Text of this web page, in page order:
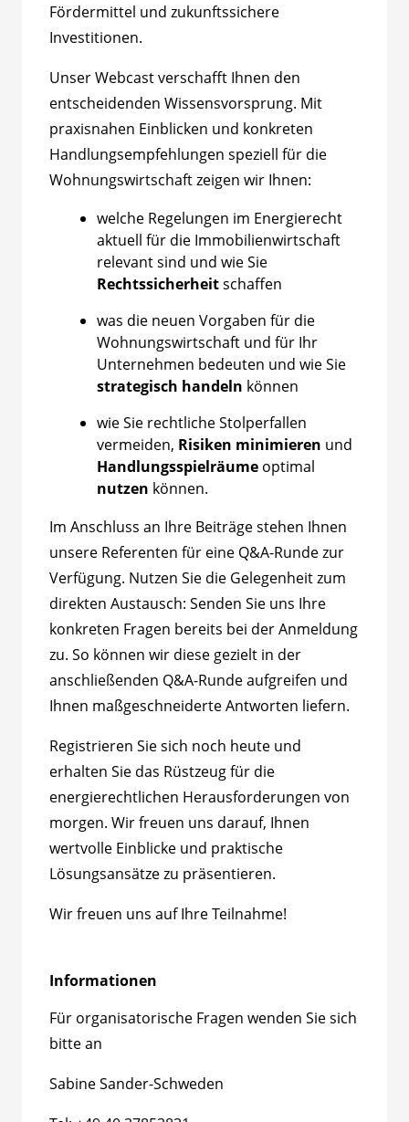
Fördermittel und zukunftssichere
Investitionen.
Unser Webcast verschafft Ihnen den
entscheidenden Wissensvorsprung. Mit
praxisnahen Einblicken und konkreten
Handlungsempfehlungen speziell für die
Wohnungswirtschaft zeigen wir Ihnen:
welche Regelungen im Energierecht
aktuell für die Immobilienwirtschaft
relevant sind und wie Sie
Rechtssicherheitschaffen
was die neuen Vorgaben für die
Wohnungswirtschaft und für Ihr
Unternehmen bedeuten und wie Sie
strategisch handeln können
wie Sie rechtliche Stolperfallen
vermeiden, Risiken minimieren und
Handlungsspielräume optimal
nutzen können.
Im Anschluss an Ihre Beiträge stehen Ihnen
unsere Referenten für eine Q&A-Runde zur
Verfügung. Nutzen Sie die Gelegenheit zum
direkten Austausch: Senden Sie uns Ihre
konkreten Fragen bereits bei der Anmeldung
zu. So können wir diese gezielt in der
anschließenden Q&A-Runde aufgreifen und
Ihnen maßgeschneiderte Antworten liefern.
Registrieren Sie sich noch heute und
erhalten Sie das Rüstzeug für die
energierechtlichen Herausforderungen von
morgen. Wir freuen uns darauf, Ihnen
wertvolle Einblicke und praktische
Lösungsansätze zu präsentieren.
Wir freuen uns auf Ihre Teilnahme!
Informationen
Für organisatorische Fragen wenden Sie sich
bitte an
Sabine Sander-Schweden